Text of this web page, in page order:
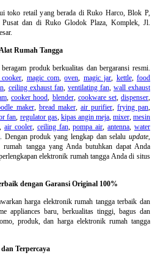
toko retail yang berada di Ruko Harco, Blok P,
dan di Ruko Glodok Plaza, Komplek, Jl.
Rumah Tangga
produk berkualitas dan bergaransi resmi.
magic com,oven magic jar kettle,food
ceiling exhaust fan, ventilating fan, wall exhaust
,cooker hood blender, cookware set,dispenser
maker, bread maker, air purifier, frying pan
fan regulator gas, kipas angin meja, mixer,mesin
,air cooler, ceiling fan,pompa air ,antenna ,water
. Dengan produk yang lengkap dan selalu update
rumah tangga yang Anda butuhkan dapat Anda
elektronik rumah tangga Anda di situs
dengan Garansi Original 100%
harga elektronik rumah tangga terbaik dan
appliances baru, berkualitas tinggi, bagus dan
produk, dan harga elektronik rumah tangga
Terpercaya